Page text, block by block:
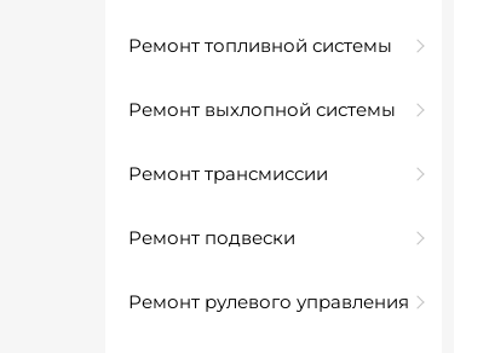
Ремонт топливной системы
Ремонт выхлопной системы
Ремонт трансмиссии
Ремонт подвески
Ремонт рулевого управления